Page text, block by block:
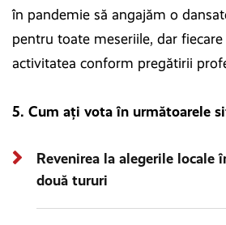
în pandemie să angajăm o
pentru toate meseriile, dar
activitatea conform pregătirii
5. Cum ați vota în următoarele
Revenirea la alegerile locale
două tururi